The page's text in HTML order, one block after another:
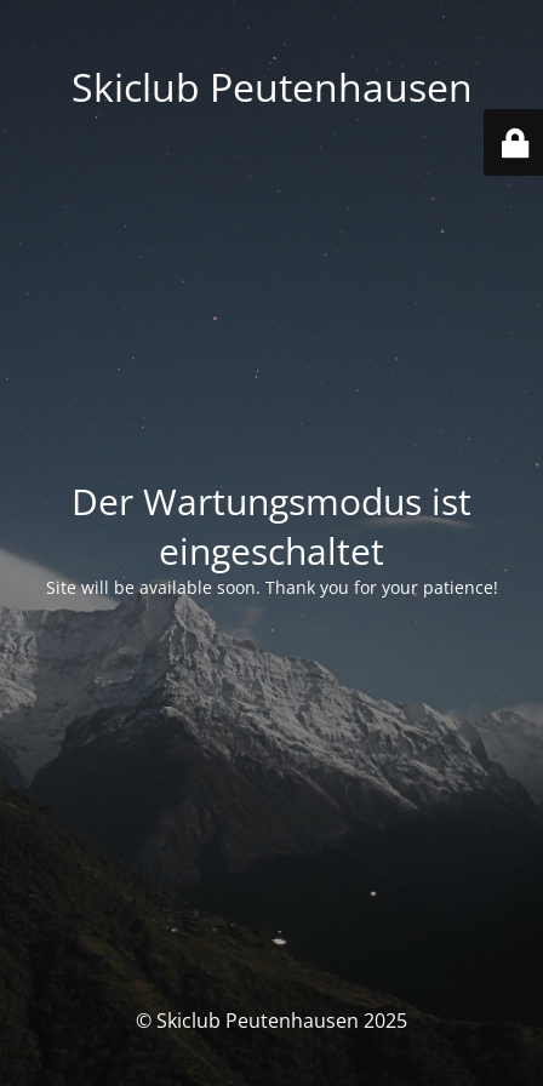
Skiclub Peutenhausen
Der Wartungsmodus ist
eingeschaltet
Site will be available soon. Thank you for your patience!
© Skiclub Peutenhausen 2025